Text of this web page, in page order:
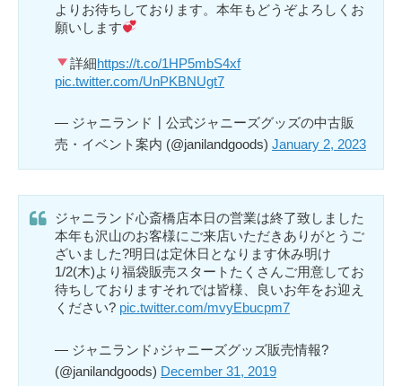
よりお待ちしております。本年もどうぞよろしくお
願いします
詳細https://t.co/1HP5mbS4xf
pic.twitter.com/UnPKBNUgt7
— ジャニランド┃公式ジャニーズグッズの中古販
売・イベント案内 (@janilandgoods) January 2, 2023
ジャニランド心斎橋店本日の営業は終了致しました
本年も沢山のお客様にご来店いただきありがとうご
ざいました?明日は定休日となります休み明け
1/2(木)より福袋販売スタートたくさんご用意してお
待ちしておりますそれでは皆様、良いお年をお迎え
ください? pic.twitter.com/mvyEbucpm7
— ジャニランド♪ジャニーズグッズ販売情報?
(@janilandgoods) December 31, 2019